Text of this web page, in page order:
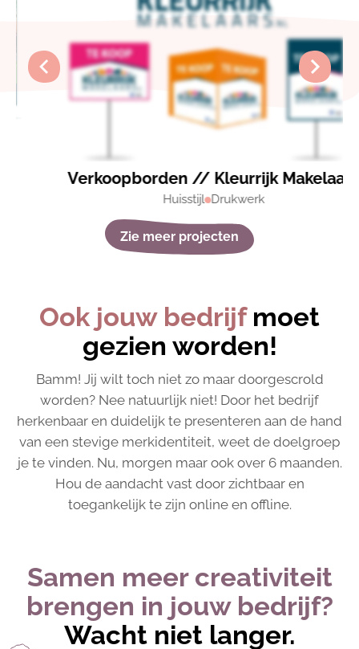
Verkoopborden // Kleurrijk Makelaars
Huisstijl Drukwerk
Zie meer projecten
Ook jouw bedrijfmoet
gezien worden!
Bamm! Jij wilt toch niet zo maar doorgescrold
worden? Nee natuurlijk niet! Door het bedrijf
herkenbaar en duidelijk te presenteren aan de hand
van een stevige merkidentiteit, weet de doelgroep
je te vinden. Nu, morgen maar ook over 6 maanden.
Hou de aandacht vast door zichtbaar en
toegankelijk te zijn online en offline.
Samen meer creativiteit
brengen in jouw bedrijf?
Wacht niet langer.